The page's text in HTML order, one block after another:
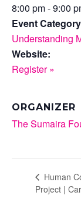
8:00 pm - 9:00
Event
Understanding
Website:
Register »
ORGANIZER
The Sumaira
Human
Project |